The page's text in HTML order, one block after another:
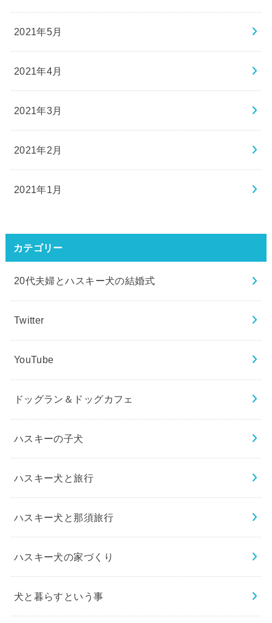
2021年5月
2021年4月
2021年3月
2021年2月
2021年1月
カテゴリー
20代夫婦とハスキー犬の結婚式
Twitter
YouTube
ドッグラン＆ドッグカフェ
ハスキーの子犬
ハスキー犬と旅行
ハスキー犬と那須旅行
ハスキー犬の家づくり
犬と暮らすという事